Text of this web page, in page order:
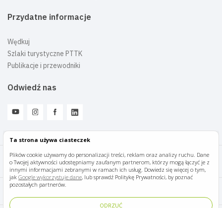
Ta strona używa ciasteczek
Plików cookie używamy do personalizacji treści, reklam oraz analizy ruchu. Dane
o Twojej aktywności udostępniamy zaufanym partnerom, którzy mogą łączyć je z
innymi informacjami zebranymi w ramach ich usług. Dowiedz się więcej o tym,
jak Google wykorzystuje dane, lub sprawdź Politykę Prywatności, by poznać
pozostałych partnerów.
ODRZUĆ
Przydatne informacje
Wędkuj
Szlaki turystyczne PTTK
Publikacje i przewodniki
Odwiedź nas
Mazury Travel © 2026
Polityka prywatności